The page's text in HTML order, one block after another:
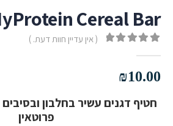
Cereal Bar
( אין עדיין חוות דעת. )
₪10.00
חטיף דגנים עשיר בחלבון
פרוטאין